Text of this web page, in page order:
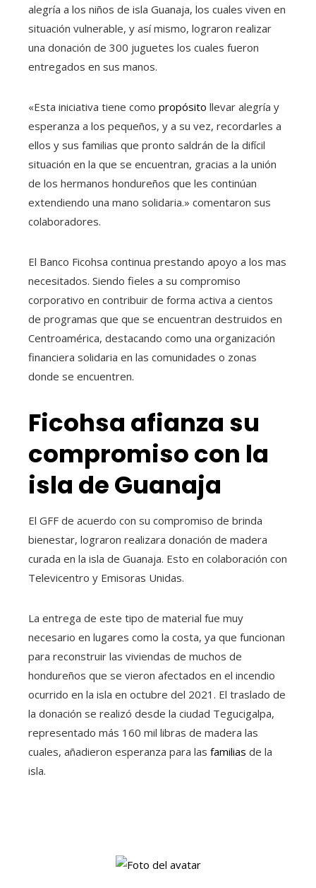
alegría a los niños de isla Guanaja, los cuales viven en
situación vulnerable, y así mismo, lograron realizar
una donación de 300 juguetes los cuales fueron
entregados en sus manos.
«Esta iniciativa tiene como propósito llevar alegría y
esperanza a los pequeños, y a su vez, recordarles a
ellos y sus familias que pronto saldrán de la difícil
situación en la que se encuentran, gracias a la unión
de los hermanos hondureños que les continúan
extendiendo una mano solidaria.» comentaron sus
colaboradores.
El Banco Ficohsa continua prestando apoyo a los mas
necesitados. Siendo fieles a su compromiso
corporativo en contribuir de forma activa a cientos
de programas que que se encuentran destruidos en
Centroamérica, destacando como una organización
financiera solidaria en las comunidades o zonas
donde se encuentren.
Ficohsa afianza su
compromiso con la
isla de Guanaja
El GFF de acuerdo con su compromiso de brinda
bienestar, lograron realizara donación de madera
curada en la isla de Guanaja. Esto en colaboración con
Televicentro y Emisoras Unidas.
La entrega de este tipo de material fue muy
necesario en lugares como la costa, ya que funcionan
para reconstruir las viviendas de muchos de
hondureños que se vieron afectados en el incendio
ocurrido en la isla en octubre del 2021. El traslado de
la donación se realizó desde la ciudad Tegucigalpa,
representado más 160 mil libras de madera las
cuales, añadieron esperanza para las familias de la
isla.